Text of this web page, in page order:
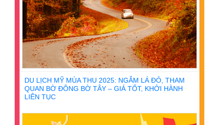
DU LỊCH MỸ MÙA THU 2025: NGẮM LÁ ĐỎ, THAM
QUAN BỜ ĐÔNG BỜ TÂY – GIÁ TỐT, KHỞI HÀNH
LIÊN TỤC